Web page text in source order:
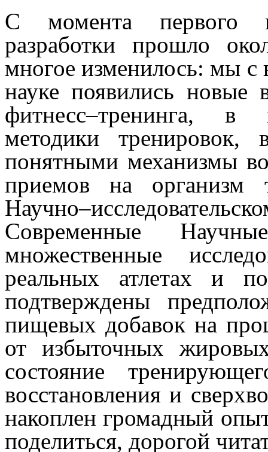
С момента первого
разработки прошло
многое изменилось: мы с
науке появились новые
фитнесс–тренинга, в
методики тренировок,
понятными механизмы
приемов на организм
Современные
множественные
реальных атлетах и
подтверждены
пищевых добавок на
от избыточных
состояние
восстановления и
накоплен громадный
поделиться, дорогой